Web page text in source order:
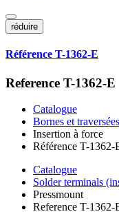
réduire
Référence T-1362-E
Reference T-1362-E
Catalogue
Bornes et
Insertion à force
Référence T-1362-
Catalogue
Solder terminals
Pressmount
Reference T-1362-